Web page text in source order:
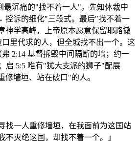
沉痛的"找不着一人"。先知体裁中
诉的细化"三段式。最后"找不着一
神学高峰，上帝原本愿意保留耶路撒
里代求的人，但全城找不出一个。这
2:14 基督拆毁中间隔断的墙；约一
启 5:5 唯有"犹大支派的狮子"配展
修墙垣、站在破口"的人。
找一人重修墙垣，在我面前为这国站
不灭绝这国，却找不着一个。」